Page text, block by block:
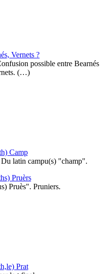
Vernets ?
possible entre Bearnés
(…)
Camp
latin campu(s) "champ".
Pruèrs
Pruès". Pruniers.
Prat